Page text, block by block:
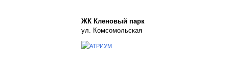
ЖК Кленовый парк
ул. Комсомольская